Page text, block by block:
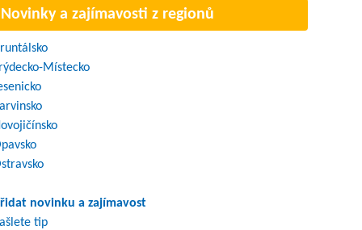
Novinky a zajímavosti z regionů
Místecko
novinku a zajímavost
tip